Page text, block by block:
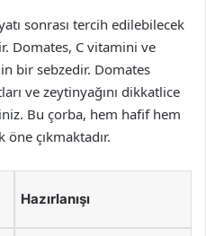
sonrası tercih edilebilecek
Domates, C vitamini ve
bir sebzedir. Domates
ve zeytinyağını dikkatlice
Bu çorba, hem hafif hem
çıkmaktadır.
Hazırlanışı